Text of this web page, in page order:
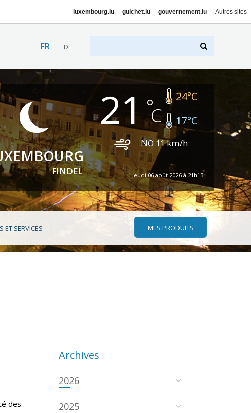
luxembourg.lu guichet.lu gouvernement.lu Autres sites
FR DE
FINDEL
21 24°C
17°C
NO 11km/h
Jeudi 06 août 2026 à 21h15
ET SERVICES MES PRODUITS
des
Archives
2026
2025